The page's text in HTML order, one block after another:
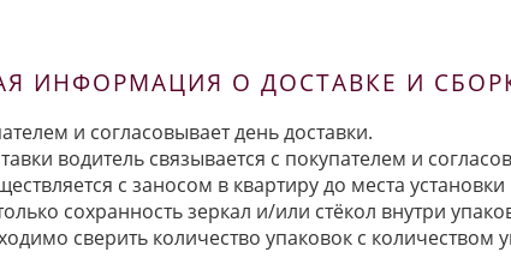
ИНФОРМАЦИЯ О ДОСТАВКЕ И
и согласовывает день доставки.
водитель связывается с покупателем и
с заносом в квартиру до места установки
сохранность зеркал и/или стёкол внутри
сверить количество упаковок с